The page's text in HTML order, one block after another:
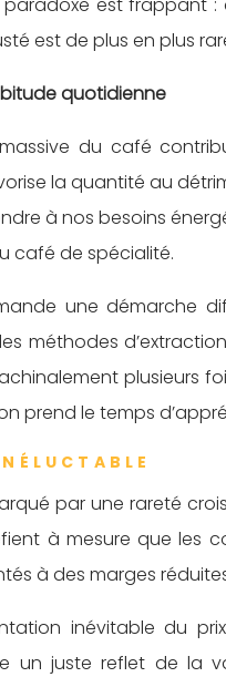
est de plus en plus
quotidienne
du café
la quantité au
à nos besoins
café de spécialité.
une démarche
méthodes
plusieurs
prend le temps
par une rareté
à mesure que les
à des marges
inévitable du
un juste reflet de la